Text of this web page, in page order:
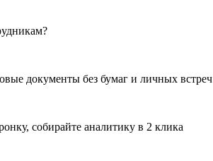
документы без бумаг и личных встреч
собирайте аналитику в 2 клика